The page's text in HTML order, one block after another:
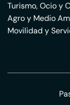
Turismo, Ocio y
Agro y Medio
Movilidad y